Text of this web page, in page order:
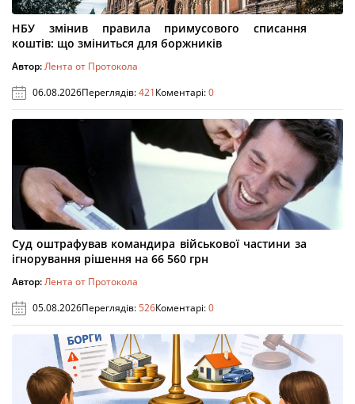
НБУ змінив правила примусового списання
коштів: що зміниться для боржників
Автор:Лента от Протокола
06.08.2026Переглядів:421Коментарі:0
Суд оштрафував командира військової частини за
ігнорування рішення на 66 560 грн
Автор:Лента от Протокола
05.08.2026Переглядів:526Коментарі:0